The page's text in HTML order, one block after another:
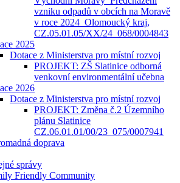
vzniku odpadů v obcích na Moravě
v roce 2024_Olomoucký kraj,
CZ.05.01.05/XX/24_068/0004843
2025
Dotace z Ministerstva pro místní rozvoj
PROJEKT: ZŠ Slatinice odborná
venkovní environmentální učebna
2026
Dotace z Ministerstva pro místní rozvoj
PROJEKT: Změna č.2 Územního
plánu Slatinice
CZ.06.01.01/00/23_075/0007941
doprava
správy
Friendly Community